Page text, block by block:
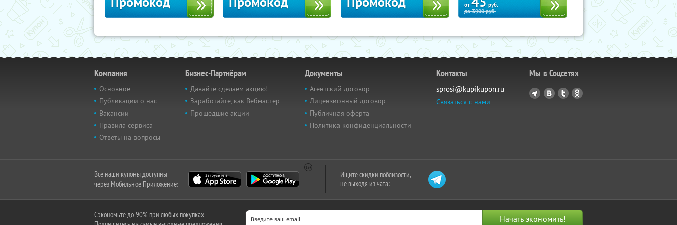
от
руб.
до3900руб.
Компания
Основное
Публикации о нас
Вакансии
Правила сервиса
Ответы на вопросы
Бизнес-Партнёрам
Давайте сделаем акцию!
Заработайте, как Вебмастер
Прошедшие акции
Документы
Агентский договор
Лицензионный договор
Публичная оферта
Политика конфиденциальности
Контакты
sprosi@kupikupon.ru
Связаться с нами
Мы в Соцсетях
Все наши купоны доступны
через Мобильное Приложение:
Ищите скидки поблизости,
не выходя из чата:
Сэкономьте до 90% при любых покупках